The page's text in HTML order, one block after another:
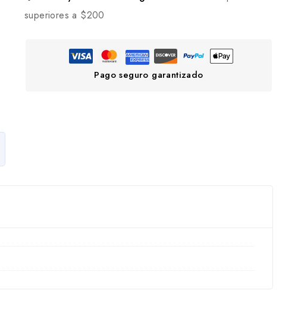
superiores a $200
Pago seguro garantizado